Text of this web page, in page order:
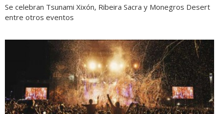
Se celebran Tsunami Xixón, Ribeira Sacra y Monegros Desert
entre otros eventos